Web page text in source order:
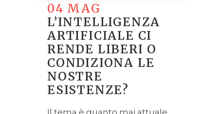
04 MAG
L’INTELLIGENZA
ARTIFICIALE CI
RENDE LIBERI O
CONDIZIONA LE
NOSTRE
ESISTENZE?
Il tema è quanto mai attuale